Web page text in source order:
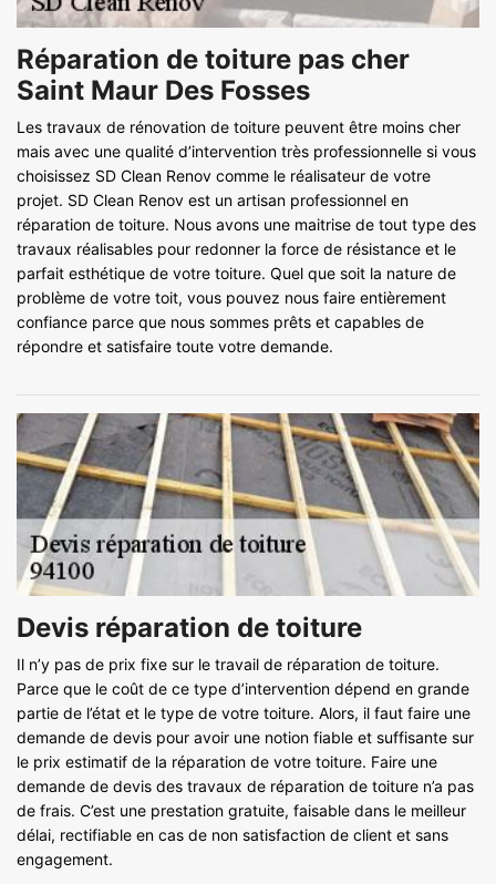
Réparation de toiture pas cher
Saint Maur Des Fosses
Les travaux de rénovation de toiture peuvent être moins cher
mais avec une qualité d’intervention très professionnelle si vous
choisissez SD Clean Renov comme le réalisateur de votre
projet. SD Clean Renov est un artisan professionnel en
réparation de toiture. Nous avons une maitrise de tout type des
travaux réalisables pour redonner la force de résistance et le
parfait esthétique de votre toiture. Quel que soit la nature de
problème de votre toit, vous pouvez nous faire entièrement
confiance parce que nous sommes prêts et capables de
répondre et satisfaire toute votre demande.
Devis réparation de toiture
Il n’y pas de prix fixe sur le travail de réparation de toiture.
Parce que le coût de ce type d’intervention dépend en grande
partie de l’état et le type de votre toiture. Alors, il faut faire une
demande de devis pour avoir une notion fiable et suffisante sur
le prix estimatif de la réparation de votre toiture. Faire une
demande de devis des travaux de réparation de toiture n’a pas
de frais. C’est une prestation gratuite, faisable dans le meilleur
délai, rectifiable en cas de non satisfaction de client et sans
engagement.